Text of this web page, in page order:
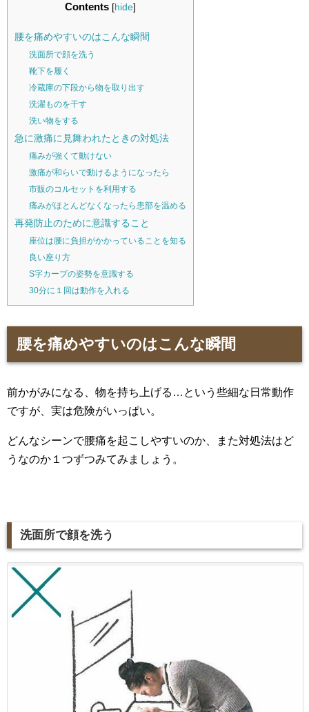
Contents [hide]
腰を痛めやすいのはこんな瞬間
洗面所で顔を洗う
靴下を履く
冷蔵庫の下段から物を取り出す
洗濯ものを干す
洗い物をする
急に激痛に見舞われたときの対処法
痛みが強くて動けない
激痛が和らいで動けるようになったら
市販のコルセットを利用する
痛みがほとんどなくなったら患部を温める
再発防止のために意識すること
座位は腰に負担がかかっていることを知る
良い座り方
S字カーブの姿勢を意識する
30分に１回は動作を入れる
腰を痛めやすいのはこんな瞬間
前かがみになる、物を持ち上げる…という些細な日常動作
ですが、実は危険がいっぱい。
どんなシーンで腰痛を起こしやすいのか、また対処法はど
うなのか１つずつみてみましょう。
洗面所で顔を洗う